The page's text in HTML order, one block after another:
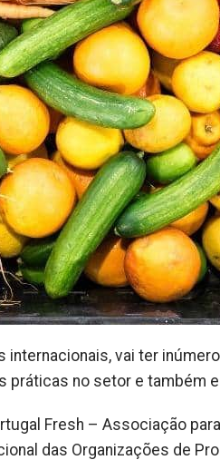
vai ter
práticas no setor e também
Fresh – Associação
das Organizações de